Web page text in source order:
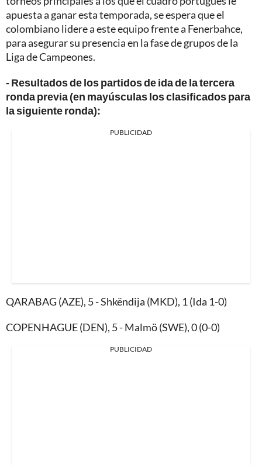
apuesta a ganar esta temporada, se espera que el
colombiano lidere a este equipo frente a Fenerbahce,
para asegurar su presencia en la fase de grupos de la
Liga de Campeones.
- Resultados de los partidos de ida de la tercera
ronda previa (en mayúsculas los clasificados para
la siguiente ronda):
PUBLICIDAD
QARABAG (AZE), 5 - Shkëndija (MKD), 1 (Ida 1-0)
COPENHAGUE (DEN), 5 - Malmö (SWE), 0 (0-0)
PUBLICIDAD